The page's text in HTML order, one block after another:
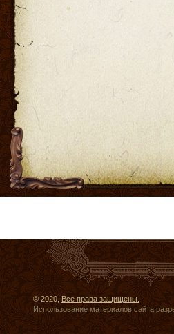
© 2020,Все права защищены.
Использование материалов сайта